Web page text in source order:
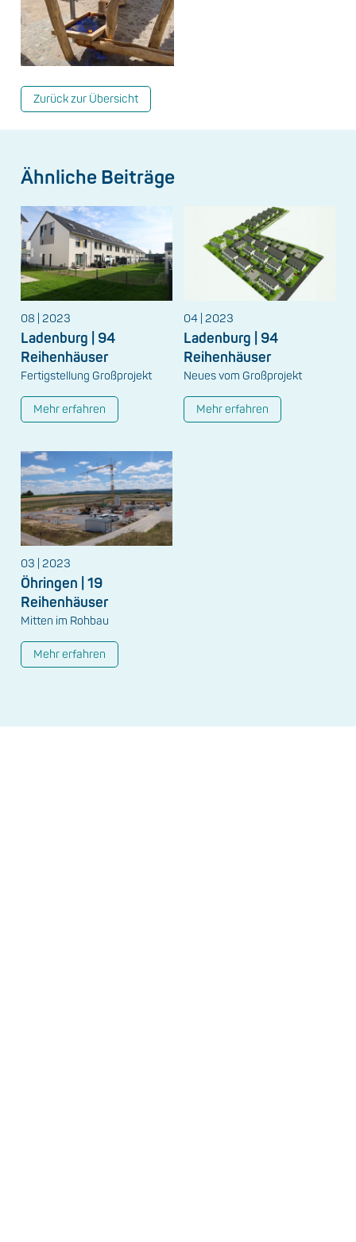
Zurück zur Übersicht
Ähnliche Beiträge
08 | 2023
Ladenburg | 94
Reihenhäuser
Fertigstellung Großprojekt
Mehr erfahren
04 | 2023
Ladenburg | 94
Reihenhäuser
Neues vom Großprojekt
Mehr erfahren
03 | 2023
Öhringen | 19
Reihenhäuser
Mitten im Rohbau
Mehr erfahren